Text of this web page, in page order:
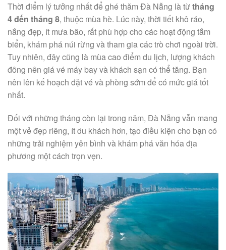
Thời điểm lý tưởng nhất để ghé thăm Đà Nẵng là từtháng
4 đến tháng 8, thuộc mùa hè. Lúc này, thời tiết khô ráo,
nắng đẹp, ít mưa bão, rất phù hợp cho các hoạt động tắm
biển, khám phá núi rừng và tham gia các trò chơi ngoài trời.
Tuy nhiên, đây cũng là mùa cao điểm du lịch, lượng khách
đông nên giá vé máy bay và khách sạn có thể tăng. Bạn
nên lên kế hoạch đặt vé và phòng sớm để có mức giá tốt
nhất.
Đối với những tháng còn lại trong năm, Đà Nẵng vẫn mang
một vẻ đẹp riêng, ít du khách hơn, tạo điều kiện cho bạn có
những trải nghiệm yên bình và khám phá văn hóa địa
phương một cách trọn vẹn.